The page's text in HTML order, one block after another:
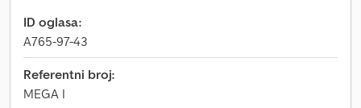
ID oglasa:
A765-97-43
Referentni broj:
MEGA I